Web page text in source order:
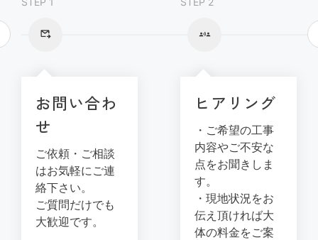
お問い合わ
せ
ご依頼・ご相談
はお気軽にご連
絡下さい。
ご質問だけでも
大歓迎です。
ヒアリング
・ご希望の工事
内容やご不安な
点をお聞きしま
す。
・現地状況をお
伝え頂ければ大
体の料金をご案